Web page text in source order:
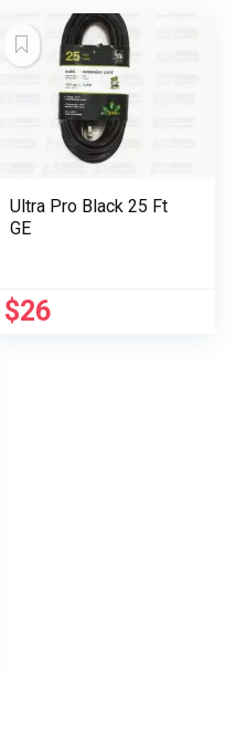
Ultra Pro Black 25 Ft
GE
$26